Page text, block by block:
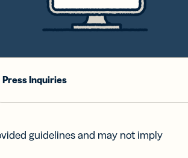
Press Inquiries
guidelines and may not imply